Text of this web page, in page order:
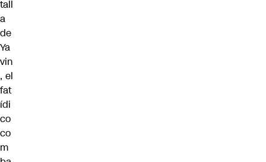
tall
a
de
Ya
vin
, el
fat
ídi
co
co
m